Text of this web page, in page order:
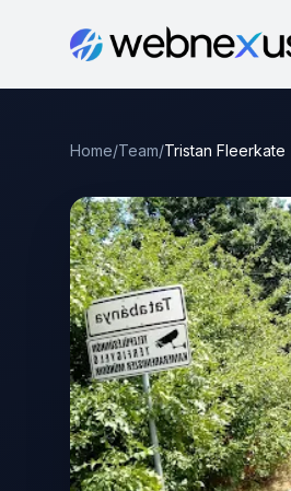
Home/Team/Tristan Fleerkate